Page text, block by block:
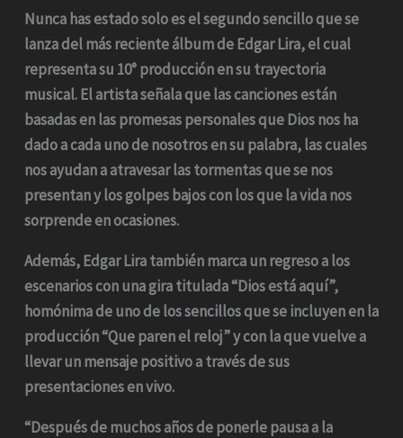
Nunca has estado solo es el segundo sencillo que se
lanza del más reciente álbum de Edgar Lira, el cual
representa su 10° producción en su trayectoria
musical. El artista señala que las canciones están
basadas en las promesas personales que Dios nos ha
dado a cada uno de nosotros en su palabra, las cuales
nos ayudan a atravesar las tormentas que se nos
presentan y los golpes bajos con los que la vida nos
sorprende en ocasiones.
Además, Edgar Lira también marca un regreso a los
escenarios con una gira titulada “Dios está aquí”,
homónima de uno de los sencillos que se incluyen en la
producción “Que paren el reloj” y con la que vuelve a
llevar un mensaje positivo a través de sus
presentaciones en vivo.
“Después de muchos años de ponerle pausa a la